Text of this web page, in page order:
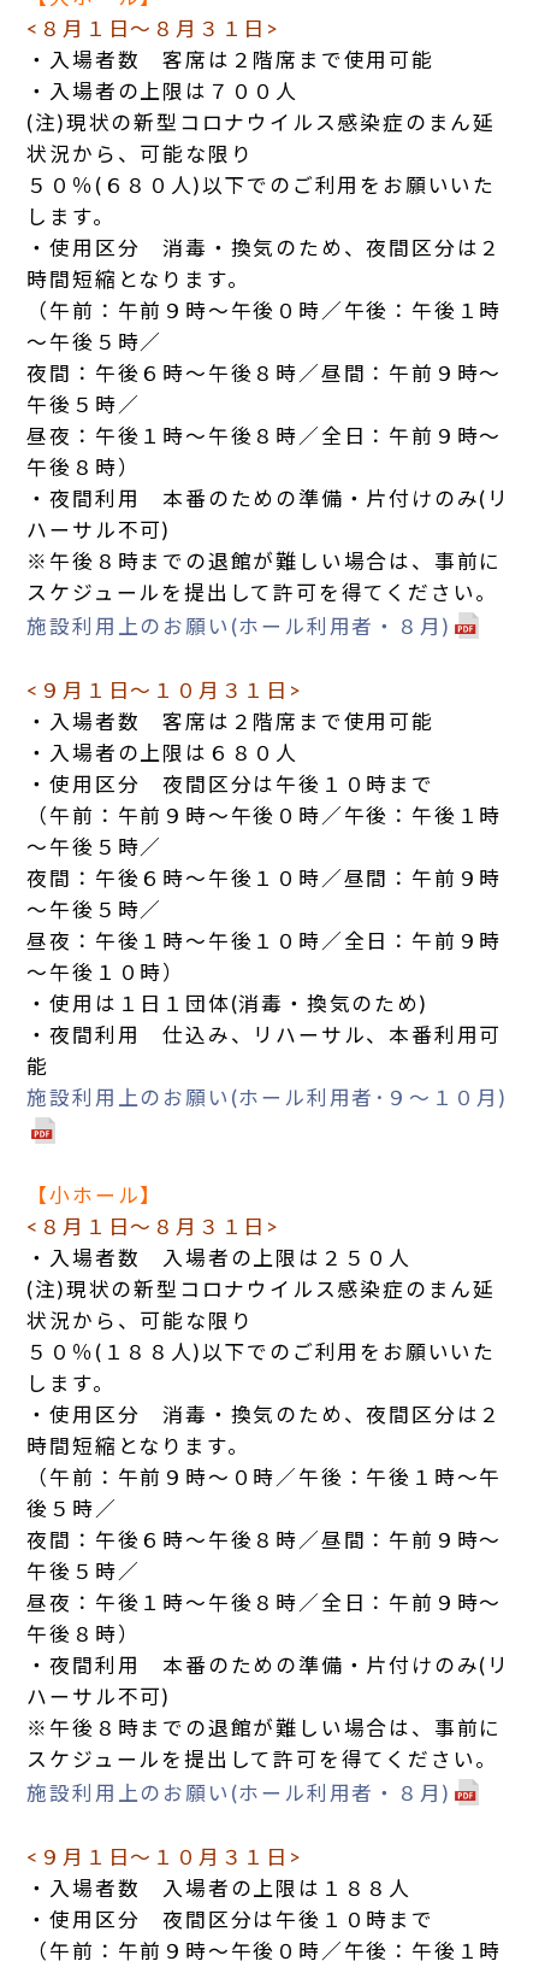
<８月１日～８月３１日>
・入場者数 客席は２階席まで使用可能
・入場者の上限は７００人
(注)現状の新型コロナウイルス感染症のまん延
状況から、可能な限り
５０％(６８０人)以下でのご利用をお願いいた
します。
・使用区分 消毒・換気のため、夜間区分は２
時間短縮となります。
（午前：午前９時～午後０時／午後：午後１時
～午後５時／
夜間：午後６時～午後８時／昼間：午前９時～
午後５時／
昼夜：午後１時～午後８時／全日：午前９時～
午後８時）
・夜間利用 本番のための準備・片付けのみ(リ
ハーサル不可)
※午後８時までの退館が難しい場合は、事前に
スケジュールを提出して許可を得てください。
施設利用上のお願い(ホール利用者・８月)
<９月１日～１０月３１日>
・入場者数 客席は２階席まで使用可能
・入場者の上限は６８０人
・使用区分 夜間区分は午後１０時まで
（午前：午前９時～午後０時／午後：午後１時
～午後５時／
夜間：午後６時～午後１０時／昼間：午前９時
～午後５時／
昼夜：午後１時～午後１０時／全日：午前９時
～午後１０時）
・使用は１日１団体(消毒・換気のため)
・夜間利用 仕込み、リハーサル、本番利用可
能
施設利用上のお願い(ホール利用者･９～１０月)
【小ホール】
<８月１日～８月３１日>
・入場者数 入場者の上限は２５０人
(注)現状の新型コロナウイルス感染症のまん延
状況から、可能な限り
５０％(１８８人)以下でのご利用をお願いいた
します。
・使用区分 消毒・換気のため、夜間区分は２
時間短縮となります。
（午前：午前９時～０時／午後：午後１時～午
後５時／
夜間：午後６時～午後８時／昼間：午前９時～
午後５時／
昼夜：午後１時～午後８時／全日：午前９時～
午後８時）
・夜間利用 本番のための準備・片付けのみ(リ
ハーサル不可)
※午後８時までの退館が難しい場合は、事前に
スケジュールを提出して許可を得てください。
施設利用上のお願い(ホール利用者・８月)
<９月１日～１０月３１日>
・入場者数 入場者の上限は１８８人
・使用区分 夜間区分は午後１０時まで
（午前：午前９時～午後０時／午後：午後１時